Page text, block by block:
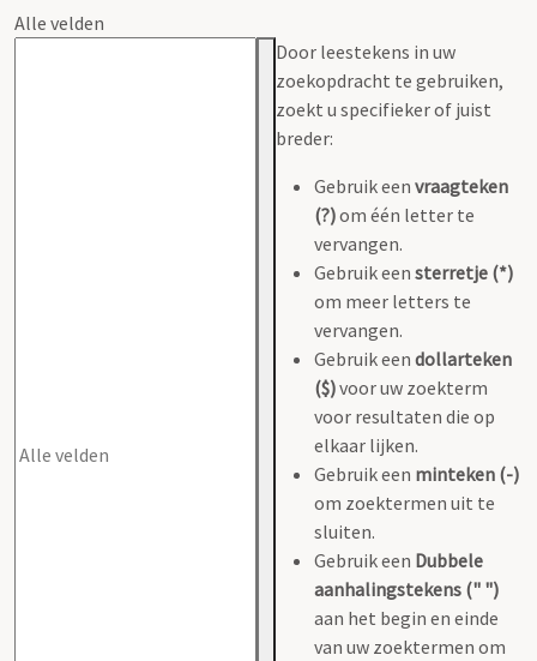
Alle velden
Door leestekens in uw
zoekopdracht te gebruiken,
zoekt u specifieker of juist
breder:
Gebruik een vraagteken
(?)om één letter te
vervangen.
Gebruik een sterretje (*)
om meer letters te
vervangen.
Gebruik een dollarteken
($)voor uw zoekterm
voor resultaten die op
elkaar lijken.
Gebruik een minteken (-)
om zoektermen uit te
sluiten.
Gebruik een Dubbele
aanhalingstekens (" ")
aan het begin en einde
van uw zoektermen om